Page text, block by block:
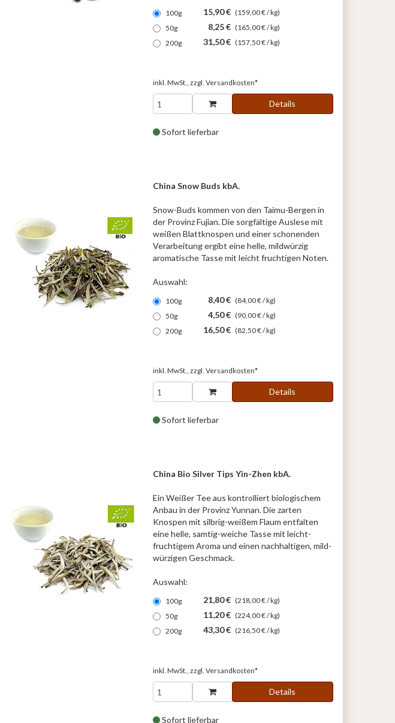
100g 15,90 € (159,00 € / kg)
50g
8,25 € (165,00 € / kg)
200g
31,50 € (157,50 € / kg)
inkl. MwSt., zzgl. Versandkosten*
Details
Sofort lieferbar
China Snow Buds kbA.
Snow-Buds kommen von den Taimu-Bergen in
der Provinz Fujian. Die sorgfältige Auslese mit
weißen Blattknospen und einer schonenden
Verarbeitung ergibt eine helle, mildwürzig
aromatische Tasse mit leicht fruchtigen Noten.
Auswahl:
100g 8,40 € (84,00 € / kg)
50g
4,50 € (90,00 € / kg)
200g
16,50 € (82,50 € / kg)
inkl. MwSt., zzgl. Versandkosten*
Details
Sofort lieferbar
China Bio Silver Tips Yin-Zhen kbA.
Ein Weißer Tee aus kontrolliert biologischem
Anbau in der Provinz Yunnan. Die zarten
Knospen mit silbrig-weißem Flaum entfalten
eine helle, samtig-weiche Tasse mit leicht-
fruchtigem Aroma und einen nachhaltigen, mild-
würzigen Geschmack.
Auswahl:
100g 21,80 € (218,00 € / kg)
50g
11,20 € (224,00 € / kg)
200g
43,30 € (216,50 € / kg)
inkl. MwSt., zzgl. Versandkosten*
Details
Sofort lieferbar